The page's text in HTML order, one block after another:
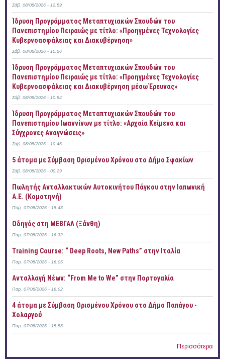
Σάβ, 08/08/2026 - 12:59
Ίδρυση Προγράμματος Μεταπτυχιακών Σπουδών του
Πανεπιστημίου Πειραιώς με τίτλο: «Προηγμένες Τεχνολογίες
Κυβερνοασφάλειας και Διακυβέρνηση»
Σάβ, 08/08/2026 - 10:56
Ίδρυση Προγράμματος Μεταπτυχιακών Σπουδών του
Πανεπιστημίου Πειραιώς με τίτλο: «Προηγμένες Τεχνολογίες
Κυβερνοασφάλειας και Διακυβέρνηση μέσω Έρευνας»
Σάβ, 08/08/2026 - 10:54
Ίδρυση Προγράμματος Μεταπτυχιακών Σπουδών του
Πανεπιστημίου Ιωαννίνων με τίτλο: «Αρχαία Κείμενα και
Σύγχρονες Αναγνώσεις»
Σάβ, 08/08/2026 - 10:46
5 άτομα με Σύμβαση Ορισμένου Χρόνου στο Δήμο Σφακίων
Σάβ, 08/08/2026 - 00:29
Πωλητής Ανταλλακτικών Αυτοκινήτου Πάγκου στην Ιαπωνική
Α.Ε. (Κομοτηνή)
Παρ, 07/08/2026 - 18:43
Οδηγός στη ΜΕΒΓΑΛ (Ξάνθη)
Παρ, 07/08/2026 - 16:32
Training Course: “ Deep Roots, New Paths” στην Ιταλία
Παρ, 07/08/2026 - 16:05
Ανταλλαγή Νέων: “From Me to We” στην Πορτογαλία
Παρ, 07/08/2026 - 16:02
4 άτομα με Σύμβαση Ορισμένου Χρόνου στο Δήμο Παπάγου -
Χολαργού
Παρ, 07/08/2026 - 15:53
Περισσότερα